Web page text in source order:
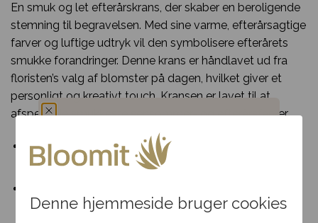
Denne hjemmeside bruger cookies
En smuk og let efterårskrans, der skaber en beroligende
stemning til begravelsen. Med sine varme, efterårsagtige
farver og luftige udtryk vil den symbolisere efterårets
smukke forandringer. Denne krans er håndlavet ud fra
floristen’s valg af blomster på dagen, hvilket giver et
personligt og kreativt touch. Kransen er lavet til at
afspejle de smukkeste sensommer- og efterårsfarver.
Lavet med sæsonens blomster som asters,
chrysantemum, og naturens egne elementer.
afdøde.
Du har fået en